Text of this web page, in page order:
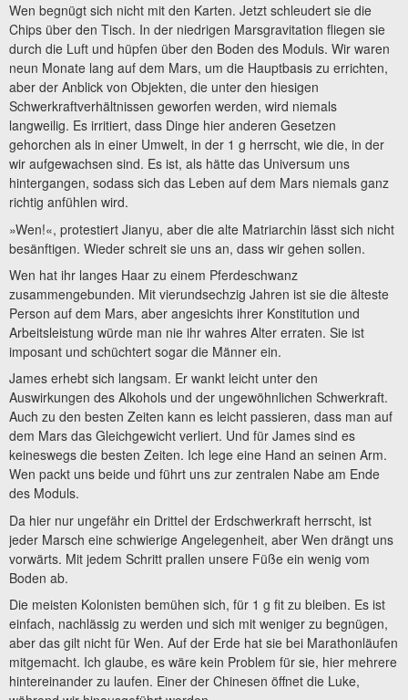
Wen begnügt sich nicht mit den Karten. Jetzt schleudert sie die
Chips über den Tisch. In der niedrigen Marsgravitation fliegen sie
durch die Luft und hüpfen über den Boden des Moduls. Wir waren
neun Monate lang auf dem Mars, um die Hauptbasis zu errichten,
aber der Anblick von Objekten, die unter den hiesigen
Schwerkraftverhältnissen geworfen werden, wird niemals
langweilig. Es irritiert, dass Dinge hier anderen Gesetzen
gehorchen als in einer Umwelt, in der 1 g herrscht, wie die, in der
wir aufgewachsen sind. Es ist, als hätte das Universum uns
hintergangen, sodass sich das Leben auf dem Mars niemals ganz
richtig anfühlen wird.
»Wen!«, protestiert Jianyu, aber die alte Matriarchin lässt sich nicht
besänftigen. Wieder schreit sie uns an, dass wir gehen sollen.
Wen hat ihr langes Haar zu einem Pferdeschwanz
zusammengebunden. Mit vierundsechzig Jahren ist sie die älteste
Person auf dem Mars, aber angesichts ihrer Konstitution und
Arbeitsleistung würde man nie ihr wahres Alter erraten. Sie ist
imposant und schüchtert sogar die Männer ein.
James erhebt sich langsam. Er wankt leicht unter den
Auswirkungen des Alkohols und der ungewöhnlichen Schwerkraft.
Auch zu den besten Zeiten kann es leicht passieren, dass man auf
dem Mars das Gleichgewicht verliert. Und für James sind es
keineswegs die besten Zeiten. Ich lege eine Hand an seinen Arm.
Wen packt uns beide und führt uns zur zentralen Nabe am Ende
des Moduls.
Da hier nur ungefähr ein Drittel der Erdschwerkraft herrscht, ist
jeder Marsch eine schwierige Angelegenheit, aber Wen drängt uns
vorwärts. Mit jedem Schritt prallen unsere Füße ein wenig vom
Boden ab.
Die meisten Kolonisten bemühen sich, für 1 g fit zu bleiben. Es ist
einfach, nachlässig zu werden und sich mit weniger zu begnügen,
aber das gilt nicht für Wen. Auf der Erde hat sie bei Marathonläufen
mitgemacht. Ich glaube, es wäre kein Problem für sie, hier mehrere
hintereinander zu laufen. Einer der Chinesen öffnet die Luke,